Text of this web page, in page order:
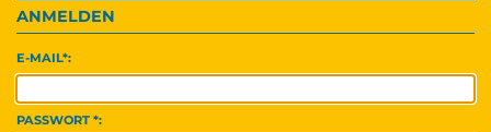
ANMELDEN
E-MAIL
PASSWORT